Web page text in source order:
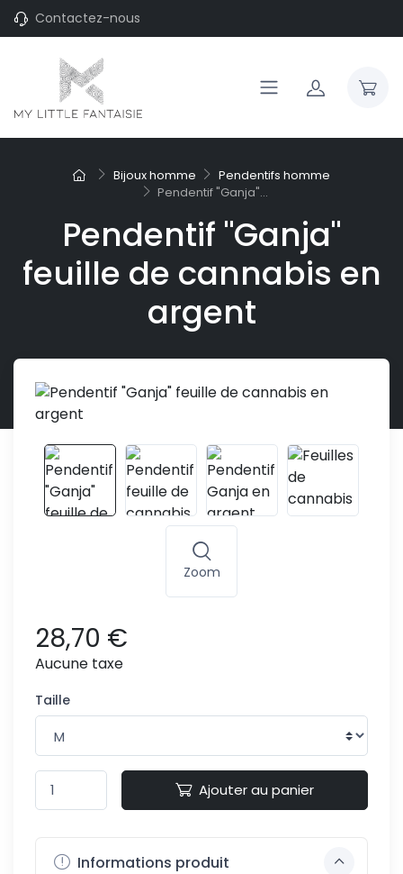
Contactez-nous
Bijoux homme
Pendentifs homme
Pendentif "Ganja"...
Pendentif "Ganja"
feuille de cannabis en
argent
Zoom
28,70 €
Aucune taxe
Taille
Ajouter au panier
Informations produit